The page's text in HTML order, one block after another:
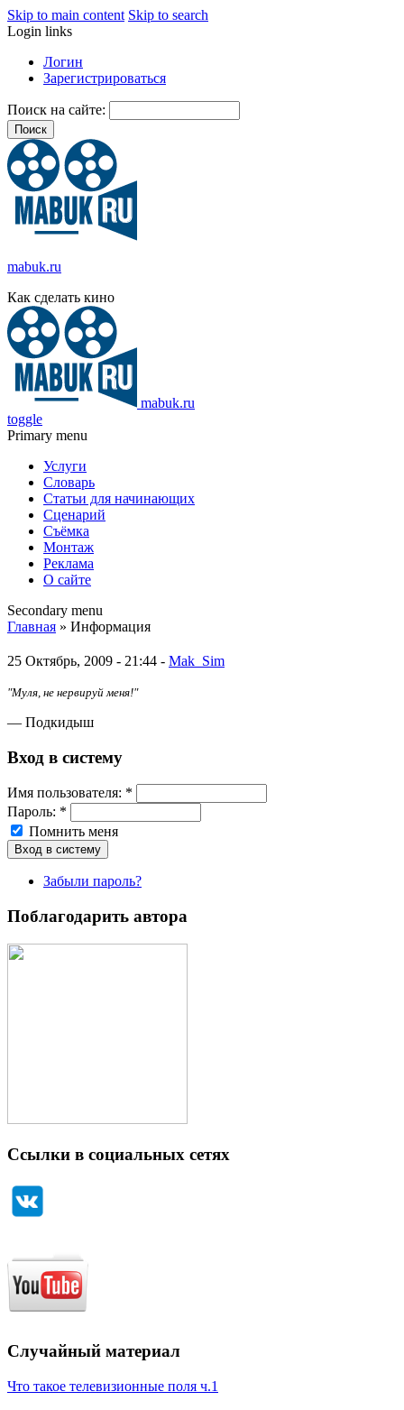
Skip to main content Skip to search
Login links
Логин
Зарегистрироваться
Поиск на сайте:
mabuk.ru
Как сделать кино
mabuk.ru
toggle
Primary menu
Услуги
Словарь
Статьи для начинающих
Сценарий
Съёмка
Монтаж
Реклама
О сайте
Secondary menu
Главная » Информация
25 Октябрь, 2009 - 21:44 - Mak_Sim
"Муля, не нервируй меня!"
— Подкидыш
Вход в систему
Имя пoльзовaтeля: *
Пароль: *
Помнить меня
Забыли пароль?
Поблагодарить автора
Ссылки в социальных сетях
Случайный материал
Что такое телевизионные поля ч.1